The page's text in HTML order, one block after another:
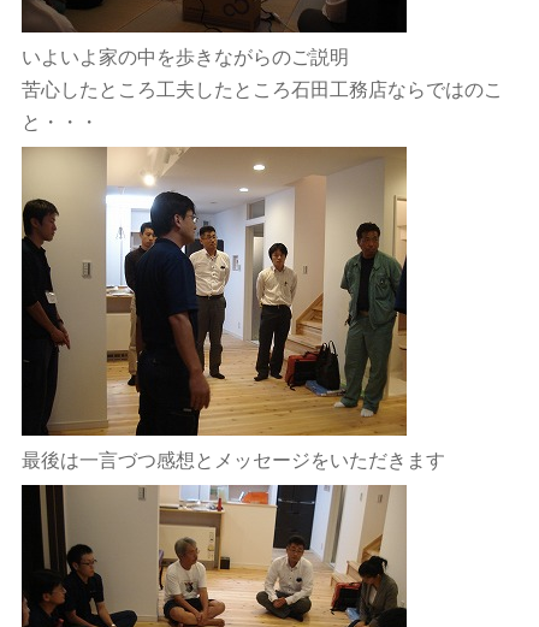
いよいよ家の中を歩きながらのご説明
苦心したところ工夫したところ石田工務店ならではのこ
と・・・
最後は一言づつ感想とメッセージをいただきます